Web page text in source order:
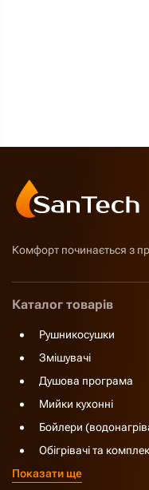
Комфорт починається з
Каталог товарів
Рушникосушки
Змішувачі
Душова програма
Мийки кухонні
Бойлери
Обігрівачі та
Показати ще